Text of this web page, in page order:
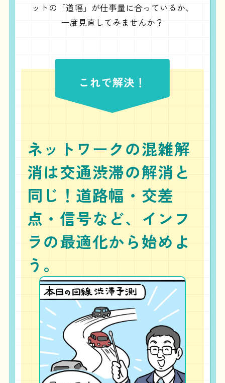
ットの「道幅」が仕事量に合っているか、
一度見直してみませんか？
ネットワークの混雑解
消は交通渋滞の解消と
同じ！道路幅・交差
点・信号など、インフ
ラの最適化から始めよ
う。